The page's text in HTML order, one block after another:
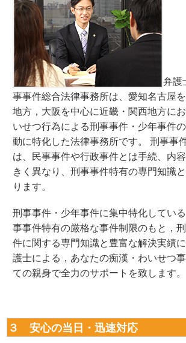
弁護
事事件総合法律事務所は、愛知名古屋
地方，大阪を中心に近畿・関西地方に
いせつ行為による刑事事件・少年事件
動に特化した法律事務所です。 刑事事
は、民事事件や行政事件とは手続、内
きく異なり、刑事事件特有の専門知識
ります。
刑事事件・少年事件に集中特化してい
事事件特有の厳格な事件制限のもと，
件に関する専門知識と豊富な解決実績
護士による，あなたの痴漢・わいせつ
ての親身で全力のサポートを致します。
３ 安心の当日・迅速対応